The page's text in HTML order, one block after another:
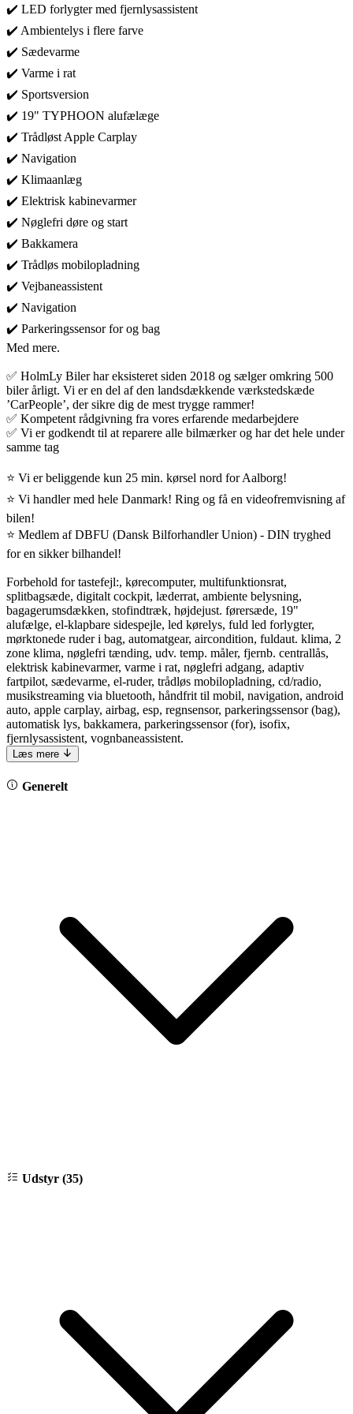
✔️ LED forlygter med fjernlysassistent
✔️ Ambientelys i flere farve
✔️ Sædevarme
✔️ Varme i rat
✔️ Sportsversion
✔️ 19" TYPHOON alufælæge
✔️ Trådløst Apple Carplay
✔️ Navigation
✔️ Klimaanlæg
✔️ Elektrisk kabinevarmer
✔️ Nøglefri døre og start
✔️ Bakkamera
✔️ Trådløs mobilopladning
✔️ Vejbaneassistent
✔️ Navigation
✔️ Parkeringssensor for og bag
Med mere.
✅ HolmLy Biler har eksisteret siden 2018 og sælger omkring 500
biler årligt. Vi er en del af den landsdækkende værkstedskæde
’CarPeople’, der sikre dig de mest trygge rammer!
✅ Kompetent rådgivning fra vores erfarende medarbejdere
✅ Vi er godkendt til at reparere alle bilmærker og har det hele under
samme tag
⭐ Vi er beliggende kun 25 min. kørsel nord for Aalborg!
⭐ Vi handler med hele Danmark! Ring og få en videofremvisning af
bilen!
⭐ Medlem af DBFU (Dansk Bilforhandler Union) - DIN tryghed
for en sikker bilhandel!
Forbehold for tastefejl:, kørecomputer, multifunktionsrat,
splitbagsæde, digitalt cockpit, læderrat, ambiente belysning,
bagagerumsdækken, stofindtræk, højdejust. førersæde, 19"
alufælge, el-klapbare sidespejle, led kørelys, fuld led forlygter,
mørktonede ruder i bag, automatgear, aircondition, fuldaut. klima, 2
zone klima, nøglefri tænding, udv. temp. måler, fjernb. centrallås,
elektrisk kabinevarmer, varme i rat, nøglefri adgang, adaptiv
fartpilot, sædevarme, el-ruder, trådløs mobilopladning, cd/radio,
musikstreaming via bluetooth, håndfrit til mobil, navigation, android
auto, apple carplay, airbag, esp, regnsensor, parkeringssensor (bag),
automatisk lys, bakkamera, parkeringssensor (for), isofix,
fjernlysassistent, vognbaneassistent.
Læs mere
Generelt
Udstyr (35)